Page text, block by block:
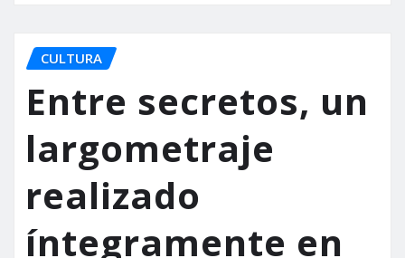
CULTURA
Entre secretos, un
largometraje
realizado
íntegramente en